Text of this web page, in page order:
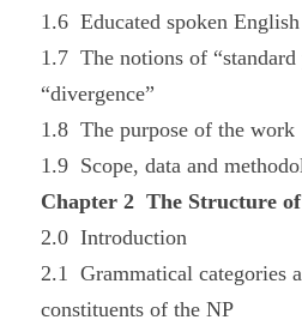
1.6 Educated spoken
1.7 The notions of “standard
“divergence”
1.8 The purpose of the work
1.9 Scope, data and
Chapter 2 The Structure
2.0 Introduction
2.1 Grammatical categories
constituents of the NP